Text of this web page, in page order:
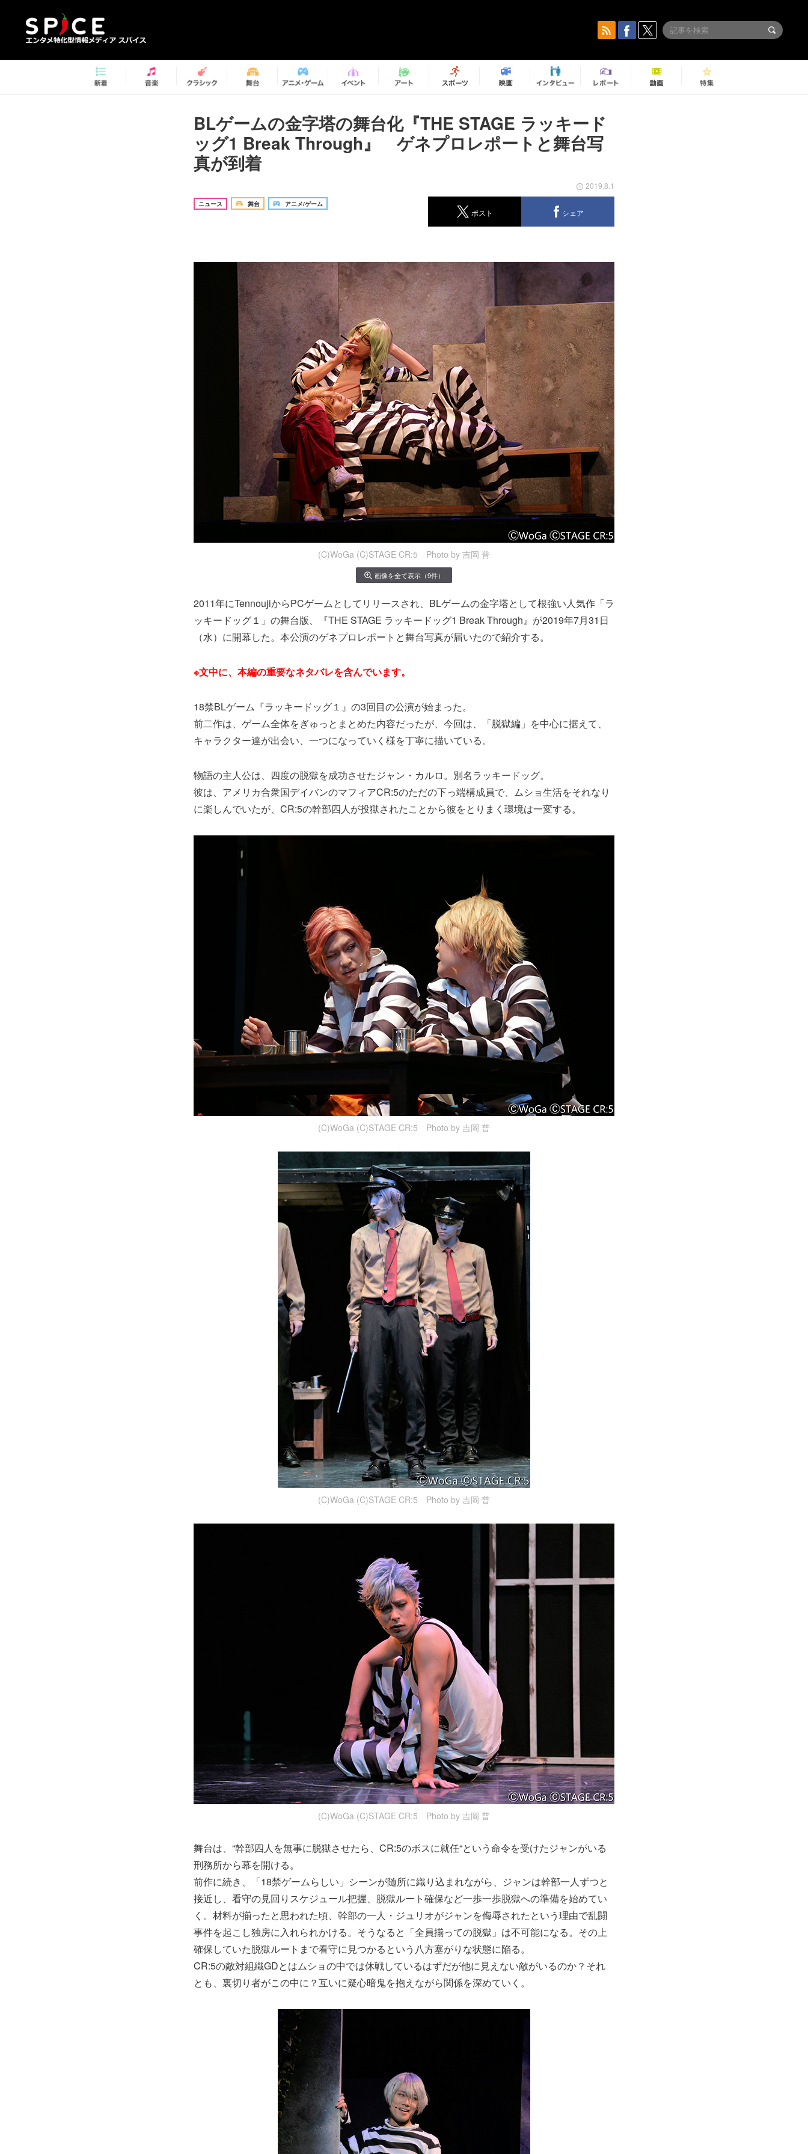
BLゲームの金字塔の舞台化『THE STAGE ラッキード
ッグ1 Break Through』 ゲネプロレポートと舞台写
真が到着
ニュース 舞台 アニメ/ゲーム
2019.8.1
ポスト シェア
(C)WoGa (C)STAGE CR:5 Photo by 吉岡 普
画像を全て表示（9件）
2011年にTennoujiからPCゲームとしてリリースされ、BLゲームの金字塔として根強い人気作「ラ
ッキードッグ１」の舞台版、『THE STAGE ラッキードッグ1 Break Through』が2019年7月31日
（水）に開幕した。本公演のゲネプロレポートと舞台写真が届いたので紹介する。
※文中に、本編の重要なネタバレを含んでいます。
18禁BLゲーム『ラッキードッグ１』の3回目の公演が始まった。
前二作は、ゲーム全体をぎゅっとまとめた内容だったが、今回は、「脱獄編」を中心に据えて、
キャラクター達が出会い、一つになっていく様を丁寧に描いている。
物語の主人公は、四度の脱獄を成功させたジャン・カルロ。別名ラッキードッグ。
彼は、アメリカ合衆国デイバンのマフィアCR:5のただの下っ端構成員で、ムショ生活をそれなり
に楽しんでいたが、CR:5の幹部四人が投獄されたことから彼をとりまく環境は一変する。
(C)WoGa (C)STAGE CR:5 Photo by 吉岡 普
(C)WoGa (C)STAGE CR:5 Photo by 吉岡 普
(C)WoGa (C)STAGE CR:5 Photo by 吉岡 普
舞台は、“幹部四人を無事に脱獄させたら、CR:5のボスに就任“という命令を受けたジャンがいる
刑務所から幕を開ける。
前作に続き、「18禁ゲームらしい」シーンが随所に織り込まれながら、ジャンは幹部一人ずつと
接近し、看守の見回りスケジュール把握、脱獄ルート確保など一歩一歩脱獄への準備を始めてい
く。材料が揃ったと思われた頃、幹部の一人・ジュリオがジャンを侮辱されたという理由で乱闘
事件を起こし独房に入れられかける。そうなると「全員揃っての脱獄」は不可能になる。その上
確保していた脱獄ルートまで看守に見つかるという八方塞がりな状態に陥る。
CR:5の敵対組織GDとはムショの中では休戦しているはずだが他に見えない敵がいるのか？それ
とも、裏切り者がこの中に？互いに疑心暗鬼を抱えながら関係を深めていく。